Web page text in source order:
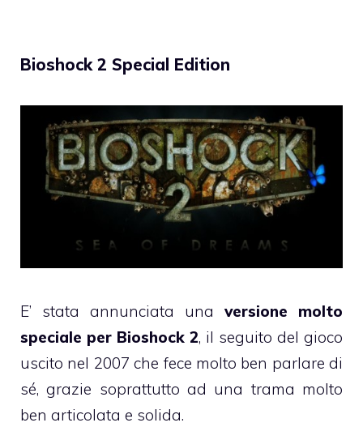
Bioshock 2 Special Edition
E’ stata annunciata una versione molto
speciale per Bioshock 2, il seguito del gioco
uscito nel 2007 che fece molto ben parlare di
sé, grazie soprattutto ad una trama molto
ben articolata e solida.